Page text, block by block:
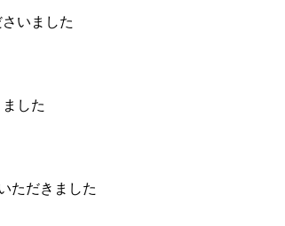
いました
した
ただきました